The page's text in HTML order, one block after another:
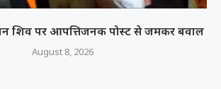
शिव पर आपत्तिजनक पोस्ट से जमकर बवाल
August 8, 2026